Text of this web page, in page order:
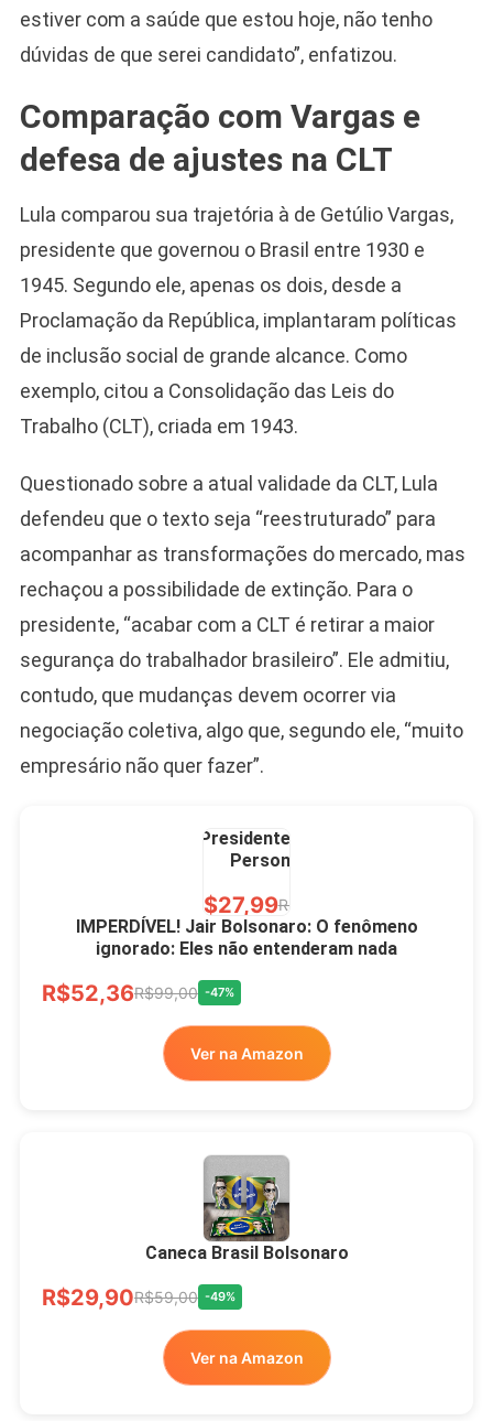
estiver com a saúde que estou hoje, não tenho
dúvidas de que serei candidato”, enfatizou.
Comparação com Vargas e
defesa de ajustes na CLT
Lula comparou sua trajetória à de Getúlio Vargas,
presidente que governou o Brasil entre 1930 e
1945. Segundo ele, apenas os dois, desde a
Proclamação da República, implantaram políticas
de inclusão social de grande alcance. Como
exemplo, citou a Consolidação das Leis do
Trabalho (CLT), criada em 1943.
Questionado sobre a atual validade da CLT, Lula
defendeu que o texto seja “reestruturado” para
acompanhar as transformações do mercado, mas
rechaçou a possibilidade de extinção. Para o
presidente, “acabar com a CLT é retirar a maior
segurança do trabalhador brasileiro”. Ele admitiu,
contudo, que mudanças devem ocorrer via
negociação coletiva, algo que, segundo ele, “muito
empresário não quer fazer”.
Camiseta Camisa
10,00 S/JUROS
R$60,00R$99,00 -39%
Ver no MERCADO
LIVRE
Presidente Porcelana
Personalizada
R$27,99R$49,00
Xícara Bolsonaro
Brasão Deus Acima De
Todos
R$33,00
Ver no MERCADO
LIVRE
IMPERDÍVEL! Jair Bolsonaro: O fenômeno
ignorado: Eles não entenderam nada
R$52,36R$99,00 -47%
Ver na Amazon
Caneca Brasil Bolsonaro
R$29,90R$59,00 -49%
Ver na Amazon